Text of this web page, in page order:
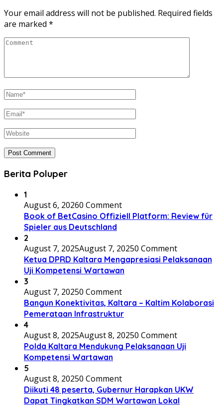
Your email address will not be published. Required fields
are marked *
Berita Poluper
1
August 6, 20260 Comment
Book of BetCasino Offiziell Platform: Review für
Spieler aus Deutschland
2
August 7, 2025August 7, 20250 Comment
Ketua DPRD Kaltara Mengapresiasi Pelaksanaan
Uji Kompetensi Wartawan
3
August 7, 20250 Comment
Bangun Konektivitas, Kaltara – Kaltim Kolaborasi
Pemerataan Infrastruktur
4
August 8, 2025August 8, 20250 Comment
Polda Kaltara Mendukung Pelaksanaan Uji
Kompetensi Wartawan
5
August 8, 20250 Comment
Diikuti 48 peserta, Gubernur Harapkan UKW
Dapat Tingkatkan SDM Wartawan Lokal